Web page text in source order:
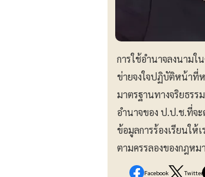
การใช้อำนาจลงนามใ
ข่ายจงใจปฏิบัติหน้าที่
มาตรฐานทางจริยธรร
อำนาจของ ป.ป.ช.ที่จ
ข้อมูลการร้องเรียนใ
ตามครรลองของกฎหม
Facebook Twitter